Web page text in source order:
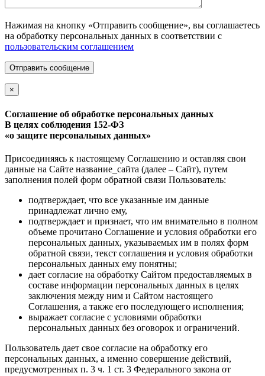
Нажимая на кнопку «Отправить сообщение», вы соглашаетесь
на обработку персональных данных в соответствии с
пользовательским соглашением
Отправить сообщение
×
Соглашение об обработке персональных данных
В целях соблюдения 152-ФЗ
«о защите персональных данных»
Присоединяясь к настоящему Соглашению и оставляя свои
данные на Сайте название_сайта (далее – Сайт), путем
заполнения полей форм обратной связи Пользователь:
подтверждает, что все указанные им данные
принадлежат лично ему,
подтверждает и признает, что им внимательно в полном
объеме прочитано Соглашение и условия обработки его
персональных данных, указываемых им в полях форм
обратной связи, текст соглашения и условия обработки
персональных данных ему понятны;
дает согласие на обработку Сайтом предоставляемых в
составе информации персональных данных в целях
заключения между ним и Сайтом настоящего
Соглашения, а также его последующего исполнения;
выражает согласие с условиями обработки
персональных данных без оговорок и ограничений.
Пользователь дает свое согласие на обработку его
персональных данных, а именно совершение действий,
предусмотренных п. 3 ч. 1 ст. 3 Федерального закона от